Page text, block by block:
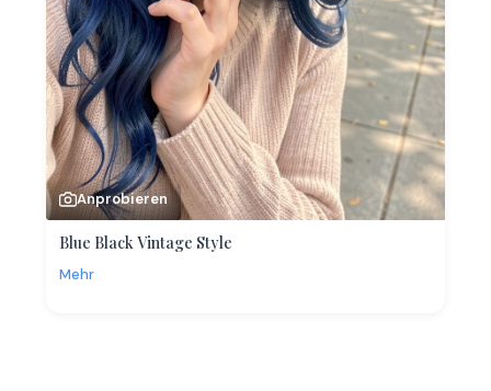
Anprobieren
Blue Black Vintage Style
Mehr